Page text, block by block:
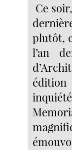
Ce
plutôt,
l’an
édition